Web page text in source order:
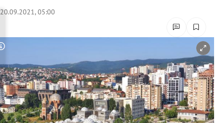
Untermenü
Untermenü
Untermenü
20.09.2021, 05:00
Copyright-Hinweis öffnen/schließen